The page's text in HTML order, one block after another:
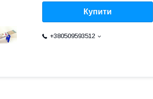
Купити
+380509593512